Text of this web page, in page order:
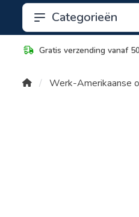
Categorieën
Gratis verzending vanaf
Werk-Amerikaanse